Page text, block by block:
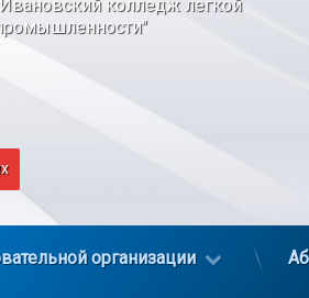
колледж легкой
организации